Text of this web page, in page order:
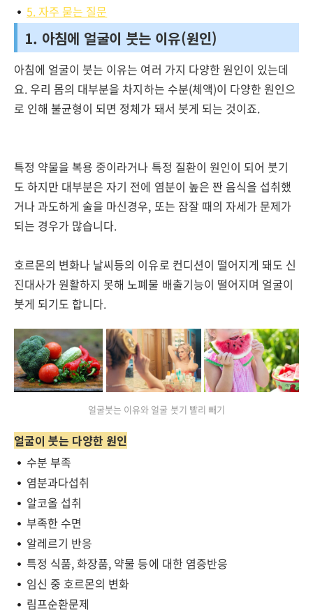
5. 자주 묻는 질문
1. 아침에 얼굴이 붓는 이유(원인)
아침에 얼굴이 붓는 이유는 여러 가지 다양한 원인이 있는데
요. 우리 몸의 대부분을 차지하는 수분(체액)이 다양한 원인으
로 인해 불균형이 되면 정체가 돼서 붓게 되는 것이죠.
특정 약물을 복용 중이라거나 특정 질환이 원인이 되어 붓기
도 하지만 대부분은 자기 전에 염분이 높은 짠 음식을 섭취했
거나 과도하게 술을 마신경우, 또는 잠잘 때의 자세가 문제가
되는 경우가 많습니다.
호르몬의 변화나 날씨등의 이유로 컨디션이 떨어지게 돼도 신
진대사가 원활하지 못해 노폐물 배출기능이 떨어지며 얼굴이
붓게 되기도 합니다.
얼굴붓는 이유와 얼굴 붓기 빨리 빼기
얼굴이 붓는 다양한 원인
수분 부족
염분과다섭취
알코올 섭취
부족한 수면
알레르기 반응
특정 식품, 화장품, 약물 등에 대한 염증반응
임신 중 호르몬의 변화
림프순환문제